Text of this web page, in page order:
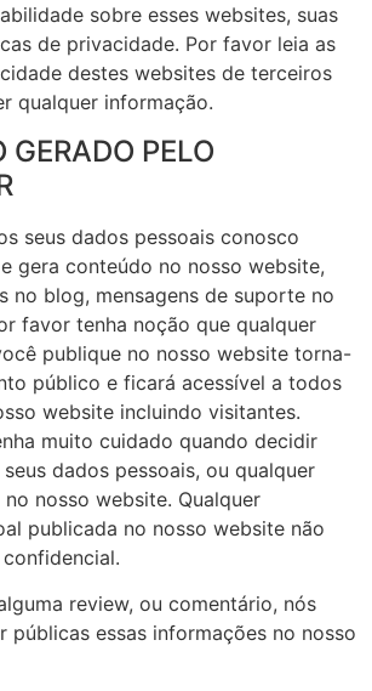
sobre esses websites, suas
de privacidade. Por favor leia as
destes websites de terceiros
qualquer informação.
PELO
seus dados pessoais conosco
gera conteúdo no nosso website,
no blog, mensagens de suporte no
favor tenha noção que qualquer
publique no nosso website torna-
público e ficará acessível a todos
website incluindo visitantes.
muito cuidado quando decidir
dados pessoais, ou qualquer
nosso website. Qualquer
publicada no nosso website não
review, ou comentário, nós
públicas essas informações no nosso